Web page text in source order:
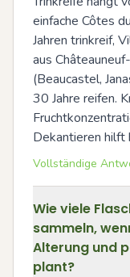
einfache Côtes
Jahren trinkreif,
aus
(Beaucastel,
30 Jahre reifen.
Dekantieren hilft
Vollständige
Wie viele
sammeln,
Alterung und
plant?